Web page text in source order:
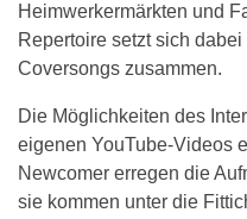
Heimwerkermärkten und
Repertoire setzt sich
Coversongs zusammen.
Die Möglichkeiten des
eigenen YouTube-Videos
Newcomer erregen die
sie kommen unter die